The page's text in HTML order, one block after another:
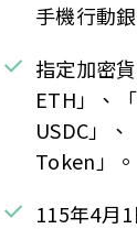
手機行動
指定加密
ETH」、
USDC」
Token」。
115年4月